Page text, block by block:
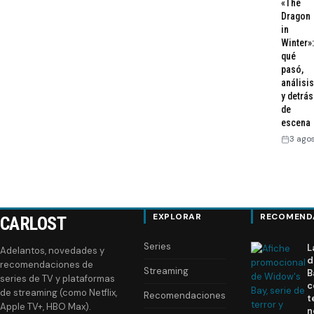
«The
Dragon
in
Winter»:
qué
pasó,
análisis
y detrás
de
escena
3
CARLOST
Adelantos, novedades y
recomendaciones de
series de TV y plataformas
de streaming (como Netflix,
Apple TV+, HBO Max).
EXPLORAR
Series
Streaming
Recomendaciones